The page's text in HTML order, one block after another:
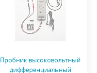
Пробник высоковольтный
дифференциальный